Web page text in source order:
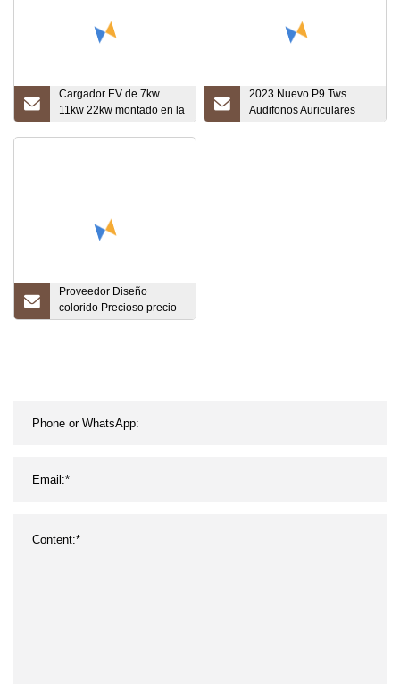
Cargador EV de 7kw
11kw 22kw montado en la
pared, el enchufe puede
2023 Nuevo P9 Tws
Audifonos Auriculares
Bluetooth Auriculares
Proveedor Diseño
colorido Precioso precio-
Air15 Auriculares